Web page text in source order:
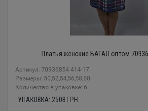
Платья женские БАТАЛ оптом
Артикул: 70936854 414-17
Размеры: 50,52,54,56,58,60
Количество в упаковке: 6
УПАКОВКА: 2508 ГРН.